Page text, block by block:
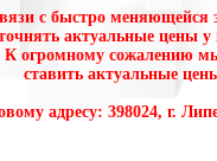
с быстро меняющейся
актуальные цены
К огромному сожалению мы
ставить актуальные
адресу: 398024, г.